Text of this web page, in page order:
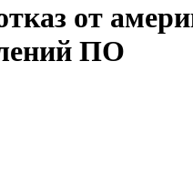
от
ПО